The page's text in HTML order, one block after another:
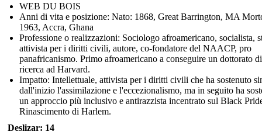
WEB DU BOIS
Anni di vita e posizione: Nato: 1868, Great Barrington, MA
1963, Accra, Ghana
Professione o realizzazioni: Sociologo afroamericano, socialista,
attivista per i diritti civili, autore, co-fondatore del NAACP, pro
panafricanismo. Primo afroamericano a conseguire un dottorato di
ricerca ad Harvard.
Impatto: Intellettuale, attivista per i diritti civili che ha sostenuto
dall'inizio l'assimilazione e l'eccezionalismo, ma in seguito ha
un approccio più inclusivo e antirazzista incentrato sul Black
Rinascimento di Harlem.
Deslizar: 14